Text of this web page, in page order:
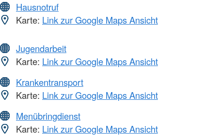
Hausnotruf
Karte: Link zur Google Maps Ansicht
Jugendarbeit
Karte: Link zur Google Maps Ansicht
Krankentransport
Karte: Link zur Google Maps Ansicht
Menübringdienst
Karte: Link zur Google Maps Ansicht